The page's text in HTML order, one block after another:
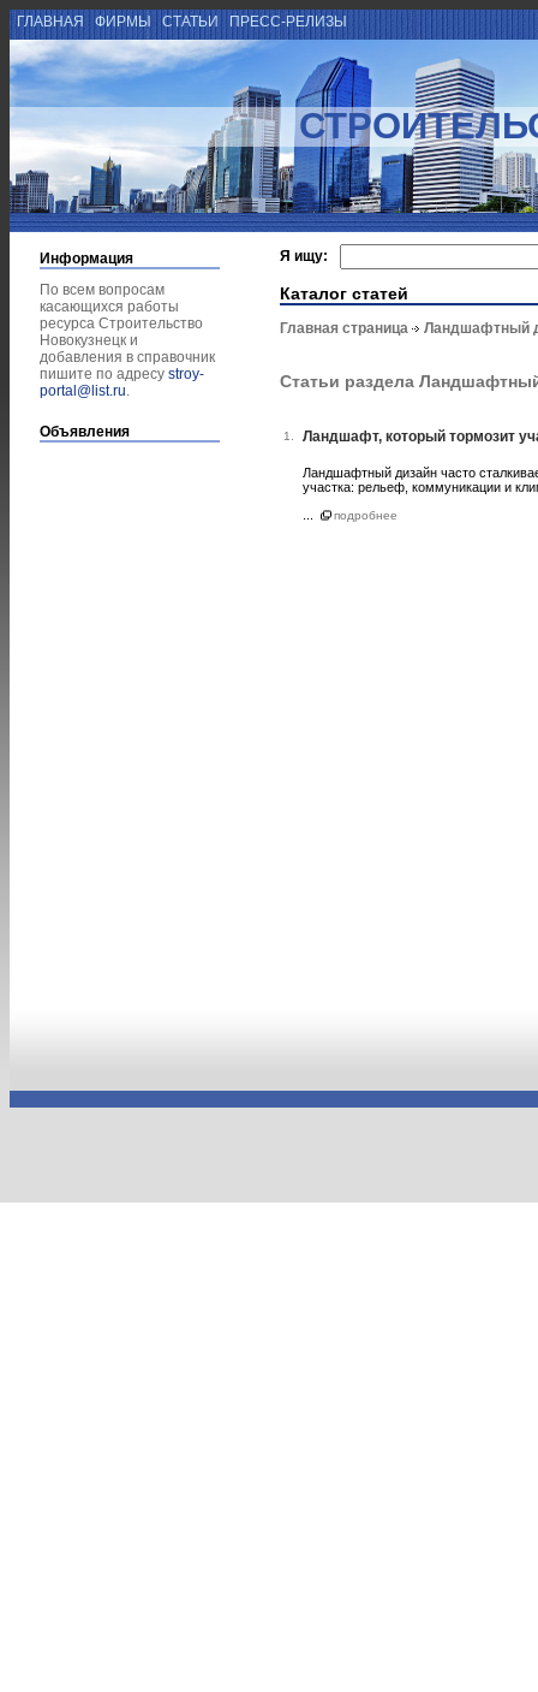
ГЛАВНАЯ ФИРМЫ СТАТЬИ ПРЕСС-РЕЛИЗЫ
Информация
По всем вопросам
касающихся работы
ресурса Строительство
Новокузнецк и
добавления в справочник
пишите по адресу stroy-
portal@list.ru.
Объявления
Я ищу:
Каталог статей
Главная страница Ландшафтный
Статьи раздела
1. Ландшафт, который тормозит
Ландшафтный дизайн часто
участка: рельеф, коммуникации и
подробнее